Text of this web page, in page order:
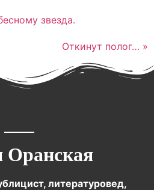
звезда.
Откинут полог… »
Оранская
литературовед,